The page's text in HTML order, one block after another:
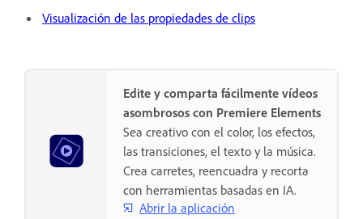
Visualización de las propiedades de clips
Edite y comparta fácilmente vídeos
asombrosos con Premiere Elements
Sea creativo con el color, los efectos,
las transiciones, el texto y la música.
Crea carretes, reencuadra y recorta
con herramientas basadas en IA.
Abrir la aplicación